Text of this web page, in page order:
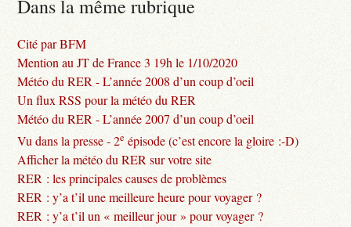
Dans la même rubrique
Cité par BFM
Mention au JT de France 3 19h le 1/10/2020
Météo du RER - L’année 2008 d’un coup d’oeil
Un flux RSS pour la météo du RER
Météo du RER - L’année 2007 d’un coup d’oeil
Vu dans la presse - 2e épisode (c’est encore la gloire :-D)
Afficher la météo du RER sur votre site
RER : les principales causes de problèmes
RER : y’a t’il une meilleure heure pour voyager ?
RER : y’a t’il un « meilleur jour » pour voyager ?